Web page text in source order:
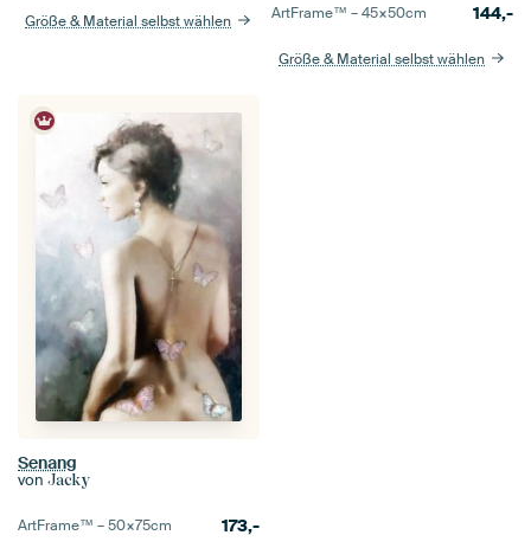
Größe & Material selbst wählen ArtFrame™ –45×50cm 144,-
Größe & Material selbst wählen
Senang
von Jacky
ArtFrame™ –50×75cm 173,-